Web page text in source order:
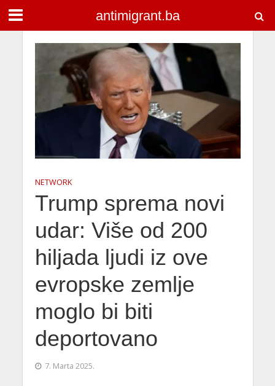
antimigrant.ba
NETWORK
Trump sprema novi
udar: Više od 200
hiljada ljudi iz ove
evropske zemlje
moglo bi biti
deportovano
7. Marta 2025.